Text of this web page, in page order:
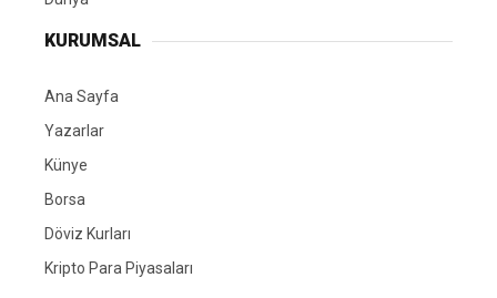
KURUMSAL
Ana Sayfa
Yazarlar
Künye
Borsa
Döviz Kurları
Kripto Para Piyasaları